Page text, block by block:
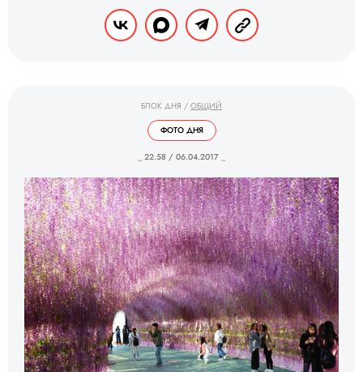
БЛОК ДНЯ / ОБЩИЙ
ФОТО ДНЯ
_ 22.58 / 06.04.2017 _